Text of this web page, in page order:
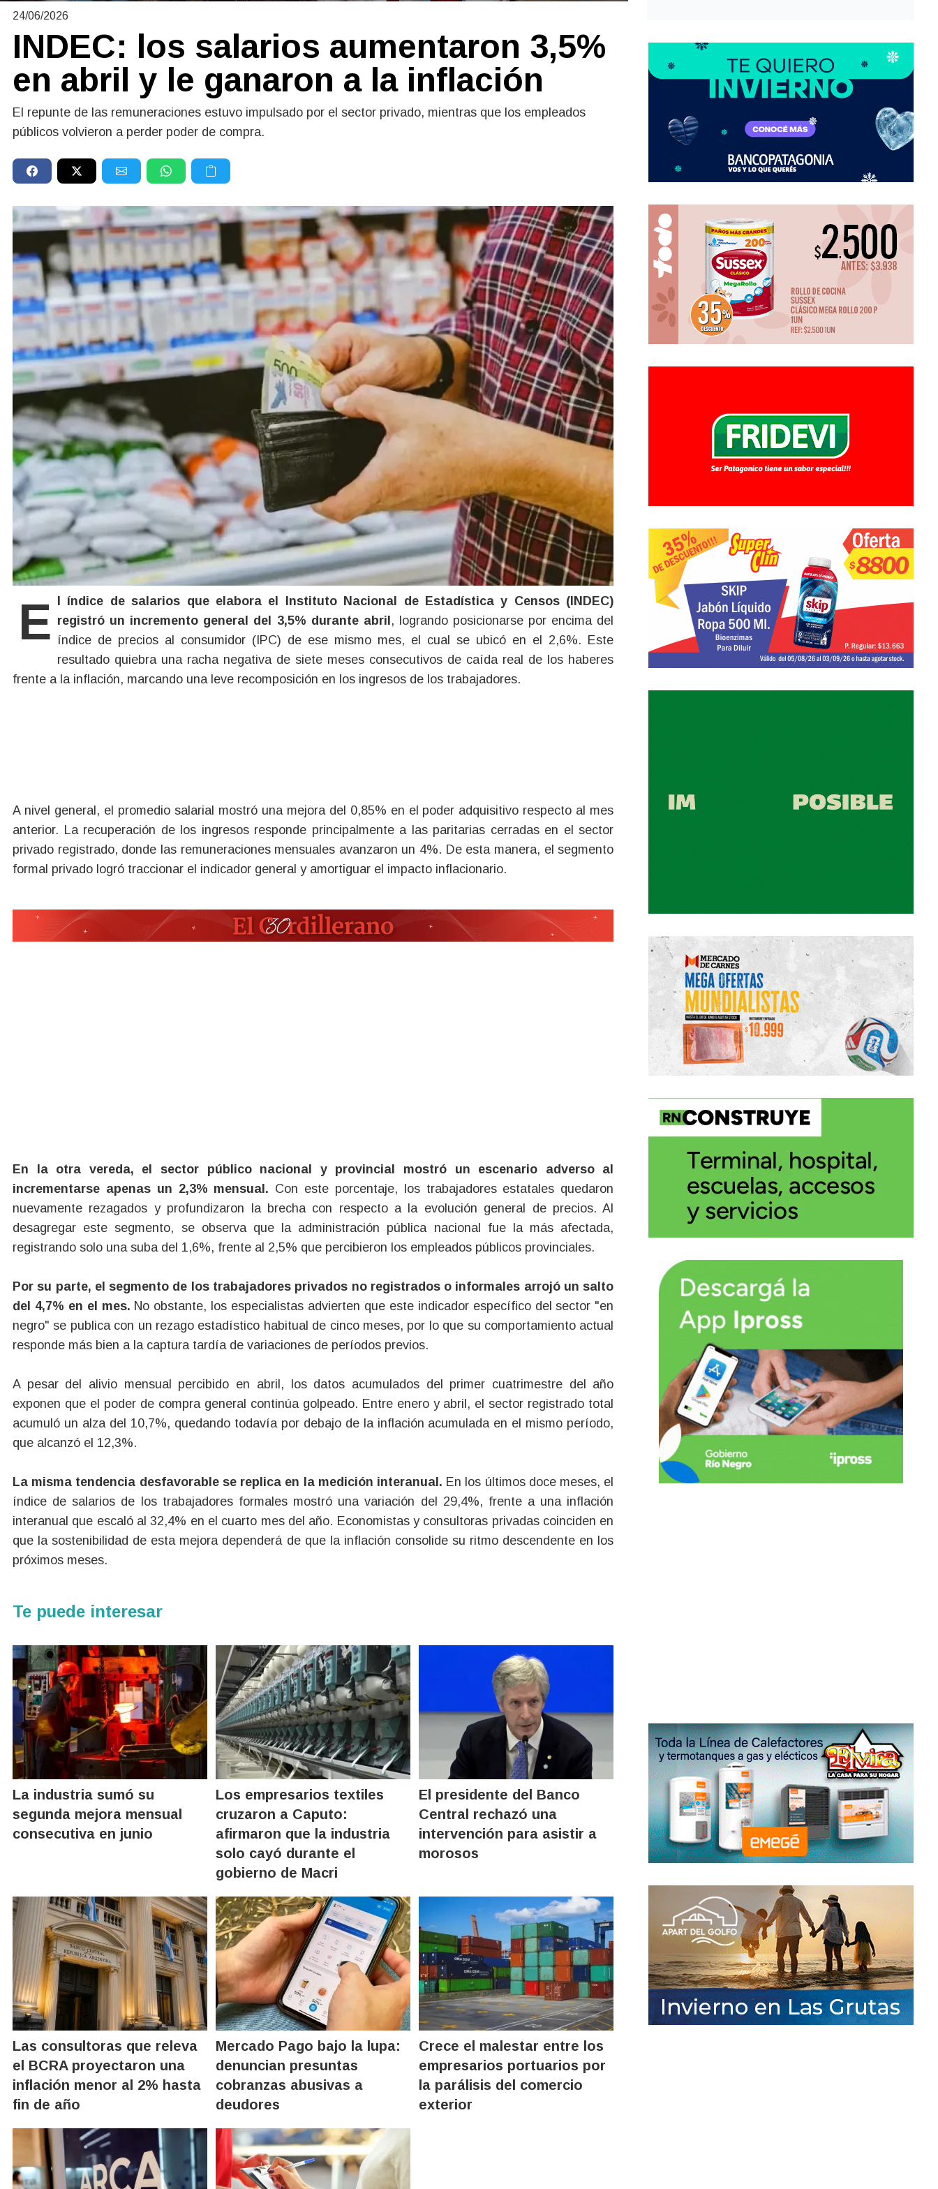
24/06/2026
INDEC: los salarios aumentaron 3,5%
en abril y le ganaron a la inflación
El repunte de las remuneraciones estuvo impulsado por el sector privado, mientras que los empleados
públicos volvieron a perder poder de compra.
El índice de salarios que elabora el Instituto Nacional de Estadística y Censos (INDEC) registró un incremento general del 3,5% durante abril, logrando posicionarse por encima del
índice de precios al consumidor (IPC) de ese mismo mes, el cual se ubicó en el 2,6%. Este
resultado quiebra una racha negativa de siete meses consecutivos de caída real de los haberes
frente a la inflación, marcando una leve recomposición en los ingresos de los trabajadores.
A nivel general, el promedio salarial mostró una mejora del 0,85% en el poder adquisitivo respecto al mes
anterior. La recuperación de los ingresos responde principalmente a las paritarias cerradas en el sector
privado registrado, donde las remuneraciones mensuales avanzaron un 4%. De esta manera, el segmento
formal privado logró traccionar el indicador general y amortiguar el impacto inflacionario.
En la otra vereda, el sector público nacional y provincial mostró un escenario adverso al
incrementarse apenas un 2,3% mensual. Con este porcentaje, los trabajadores estatales quedaron
nuevamente rezagados y profundizaron la brecha con respecto a la evolución general de precios. Al
desagregar este segmento, se observa que la administración pública nacional fue la más afectada,
registrando solo una suba del 1,6%, frente al 2,5% que percibieron los empleados públicos provinciales.
Por su parte, el segmento de los trabajadores privados no registrados o informales arrojó un salto
del 4,7% en el mes. No obstante, los especialistas advierten que este indicador específico del sector "en
negro" se publica con un rezago estadístico habitual de cinco meses, por lo que su comportamiento actual
responde más bien a la captura tardía de variaciones de períodos previos.
A pesar del alivio mensual percibido en abril, los datos acumulados del primer cuatrimestre del año
exponen que el poder de compra general continúa golpeado. Entre enero y abril, el sector registrado total
acumuló un alza del 10,7%, quedando todavía por debajo de la inflación acumulada en el mismo período,
que alcanzó el 12,3%.
La misma tendencia desfavorable se replica en la medición interanual. En los últimos doce meses, el
índice de salarios de los trabajadores formales mostró una variación del 29,4%, frente a una inflación
interanual que escaló al 32,4% en el cuarto mes del año. Economistas y consultoras privadas coinciden en
que la sostenibilidad de esta mejora dependerá de que la inflación consolide su ritmo descendente en los
próximos meses.
Te puede interesar
La industria sumó su
segunda mejora mensual
consecutiva en junio
Los empresarios textiles
cruzaron a Caputo:
afirmaron que la industria
solo cayó durante el
gobierno de Macri
El presidente del Banco
Central rechazó una
intervención para asistir a
morosos
Las consultoras que releva
el BCRA proyectaron una
inflación menor al 2% hasta
fin de año
Mercado Pago bajo la lupa:
denuncian presuntas
cobranzas abusivas a
deudores
Crece el malestar entre los
empresarios portuarios por
la parálisis del comercio
exterior